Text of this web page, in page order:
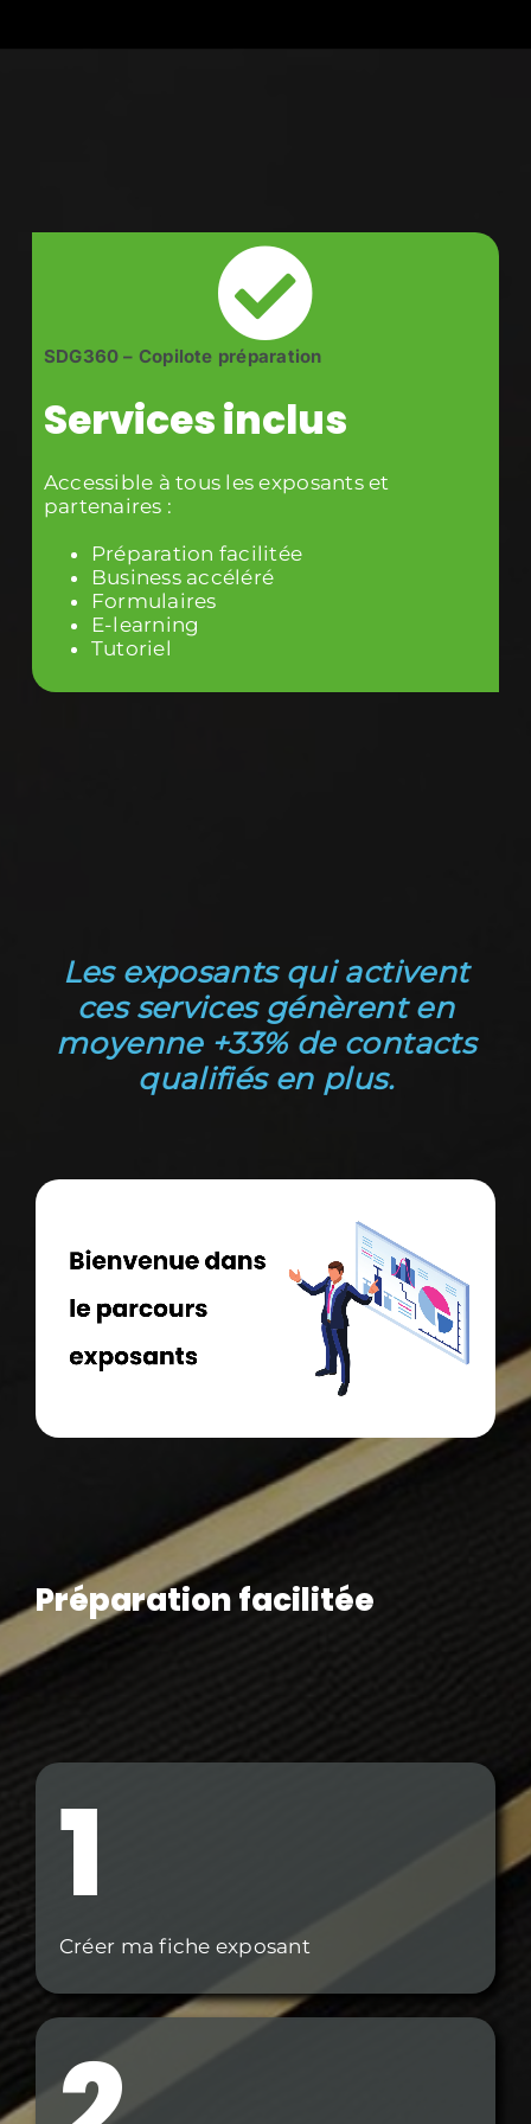
SDG360 – Copilote préparation
Services inclus
Accessible à tous les exposants et
partenaires :
Préparation facilitée
Business accéléré
Formulaires
E-learning
Tutoriel
Les exposants qui activent
ces services génèrent en
moyenne +33% de contacts
qualifiés en plus.
Préparation facilitée
1
Créer ma fiche exposant